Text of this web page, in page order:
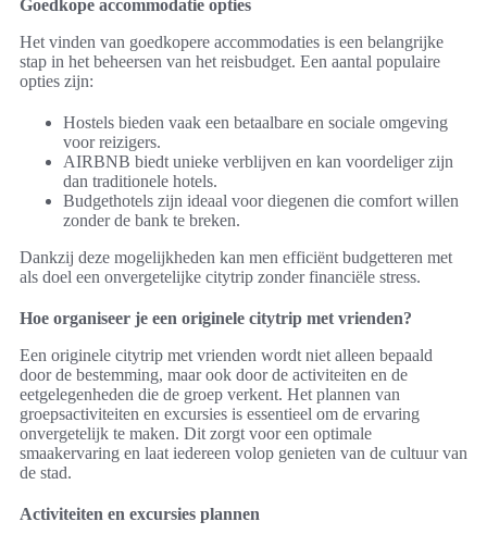
Goedkope accommodatie opties
Het vinden van goedkopere accommodaties is een belangrijke
stap in het beheersen van het reisbudget. Een aantal populaire
opties zijn:
Hostels bieden vaak een betaalbare en sociale omgeving
voor reizigers.
AIRBNB biedt unieke verblijven en kan voordeliger zijn
dan traditionele hotels.
Budgethotels zijn ideaal voor diegenen die comfort willen
zonder de bank te breken.
Dankzij deze mogelijkheden kan men efficiënt budgetteren met
als doel een onvergetelijke citytrip zonder financiële stress.
Hoe organiseer je een originele citytrip met vrienden?
Een originele citytrip met vrienden wordt niet alleen bepaald
door de bestemming, maar ook door de activiteiten en de
eetgelegenheden die de groep verkent. Het plannen van
groepsactiviteiten en excursies is essentieel om de ervaring
onvergetelijk te maken. Dit zorgt voor een optimale
smaakervaring en laat iedereen volop genieten van de cultuur van
de stad.
Activiteiten en excursies plannen